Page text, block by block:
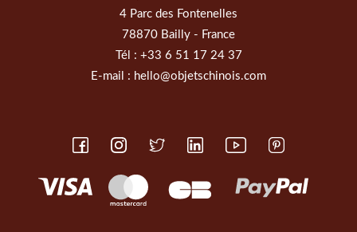
4 Parc des Fontenelles
78870 Bailly - France
Tél : +33 6 51 17 24 37
E-mail : hello@objetschinois.com